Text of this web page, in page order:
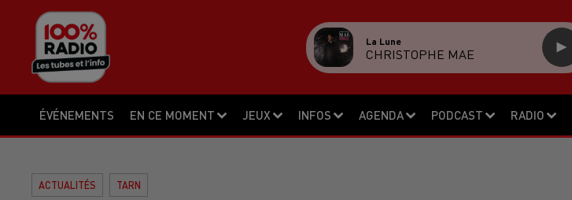
ÉVÉNEMENTS EN CE MOMENT JEUX INFOS AGENDA PODCAST RADIO
La Lune
CHRISTOPHE MAE
ACTUALITÉS TARN